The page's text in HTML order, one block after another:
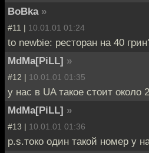
BoBka »
#11 | 10.01.01 01:24
to newbie: ресторан на 40
MdMa[PiLL] »
#12 | 10.01.01 01:35
у нас в UA такое стоит около
MdMa[PiLL] »
#13 | 10.01.01 01:36
p.s.токо один такой номер у